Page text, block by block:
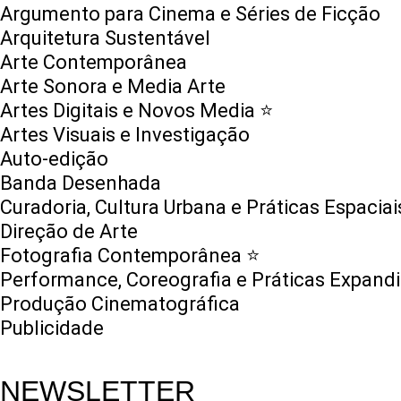
Argumento para Cinema e Séries de Ficção
Arquitetura Sustentável
Arte Contemporânea
Arte Sonora e Media Arte
Artes Digitais e Novos Media ⭐️
Artes Visuais e Investigação
Auto-edição
Banda Desenhada
Curadoria, Cultura Urbana e Práticas
Direção de Arte
Fotografia Contemporânea ⭐️
Performance, Coreografia e Práticas
Produção Cinematográfica
Publicidade
NEWSLETTER